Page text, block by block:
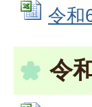
令和
令